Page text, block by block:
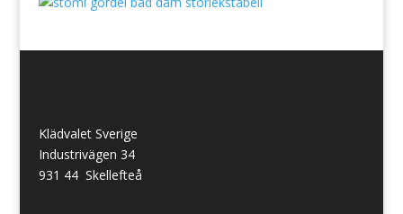
Klädvalet Sverige
Industrivägen 34
931 44 Skellefteå